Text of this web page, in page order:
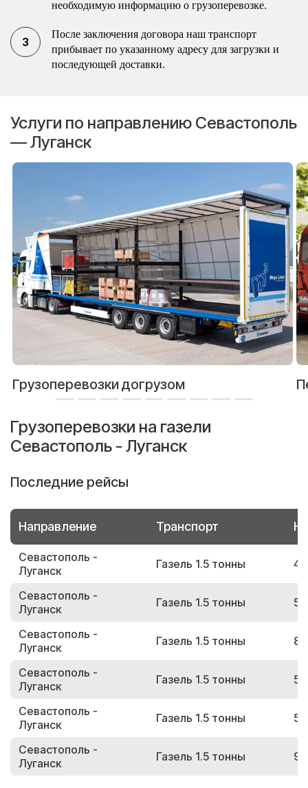
необходимую информацию о грузоперевозке.
После заключения договора наш транспорт
прибывает по указанному адресу для загрузки и
последующей доставки.
Услуги по направлению Севастополь
— Луганск
Грузоперевозки догрузом
Грузоперевозки на газели
Севастополь - Луганск
Последние рейсы
Направление Транспорт
Севастополь -
Луганск
Газель 1.5 тонны
Севастополь -
Луганск
Газель 1.5 тонны
Севастополь -
Луганск
Газель 1.5 тонны
Севастополь -
Луганск
Газель 1.5 тонны
Севастополь -
Луганск
Газель 1.5 тонны
Севастополь -
Луганск
Газель 1.5 тонны